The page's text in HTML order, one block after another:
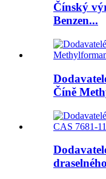
Čínský
Benzen...
Číně